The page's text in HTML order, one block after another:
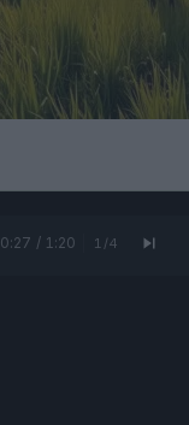
0:28 / 1:20 1 /4